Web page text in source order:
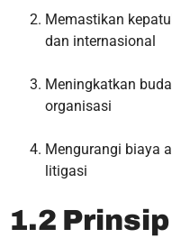
Memastikan
dan internasional
Meningkatkan
organisasi
Mengurangi biaya
litigasi
1.2